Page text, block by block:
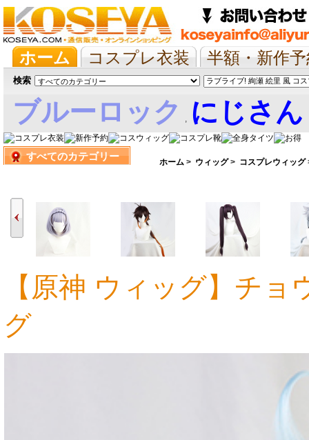
ホーム コスプレ衣装
半額・新作
抱き枕/布団/シーツ
ツイステ ウマ
検索
ブルーロック , にじさ
娘すべてのカテゴリー ホーム > ウィッグ> コスプレウィッグ
4,407円 5,037円 5,666円
【原神 ウィッグ】チ
グ